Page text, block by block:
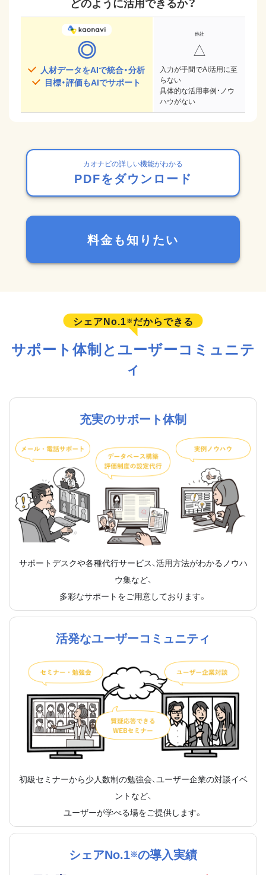
◎
人材データをAIで統合・分析
目標・評価もAIでサポート
△
入力が手間でAI活用に至
らない
具体的な活用事例・ノウ
ハウがない
カオナビの詳しい機能がわかる
PDFをダウンロード
料金も知りたい
シェアNo.1※ だからできる
サポート体制とユーザーコミュニテ
ィ
充実のサポート体制
サポートデスクや各種代行サービス、活用方法がわかるノウハ
ウ集など、
多彩なサポートをご用意しております。
活発なユーザーコミュニティ
初級セミナーから少人数制の勉強会、ユーザー企業の対談イベ
ントなど、
ユーザーが学べる場をご提供します。
シェアNo.1※の導入実績